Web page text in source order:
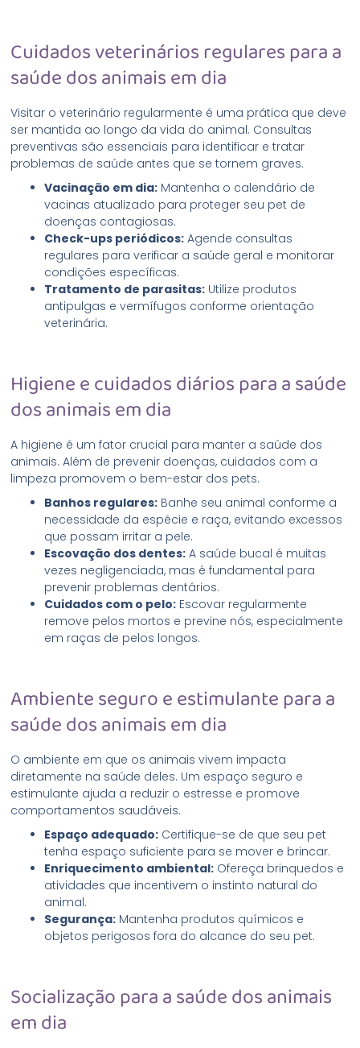
Cuidados veterinários regulares para a
saúde dos animais em dia
Visitar o veterinário regularmente é uma prática que deve
ser mantida ao longo da vida do animal. Consultas
preventivas são essenciais para identificar e tratar
problemas de saúde antes que se tornem graves.
Vacinação em dia: Mantenha o calendário de
vacinas atualizado para proteger seu pet de
doenças contagiosas.
Check-ups periódicos: Agende consultas
regulares para verificar a saúde geral e monitorar
condições específicas.
Tratamento de parasitas: Utilize produtos
antipulgas e vermífugos conforme orientação
veterinária.
Higiene e cuidados diários para a saúde
dos animais em dia
A higiene é um fator crucial para manter a saúde dos
animais. Além de prevenir doenças, cuidados com a
limpeza promovem o bem-estar dos pets.
Banhos regulares: Banhe seu animal conforme a
necessidade da espécie e raça, evitando excessos
que possam irritar a pele.
Escovação dos dentes: A saúde bucal é muitas
vezes negligenciada, mas é fundamental para
prevenir problemas dentários.
Cuidados com o pelo: Escovar regularmente
remove pelos mortos e previne nós, especialmente
em raças de pelos longos.
Ambiente seguro e estimulante para a
saúde dos animais em dia
O ambiente em que os animais vivem impacta
diretamente na saúde deles. Um espaço seguro e
estimulante ajuda a reduzir o estresse e promove
comportamentos saudáveis.
Espaço adequado: Certifique-se de que seu pet
tenha espaço suficiente para se mover e brincar.
Enriquecimento ambiental: Ofereça brinquedos e
atividades que incentivem o instinto natural do
animal.
Segurança: Mantenha produtos químicos e
objetos perigosos fora do alcance do seu pet.
Socialização para a saúde dos animais
em dia